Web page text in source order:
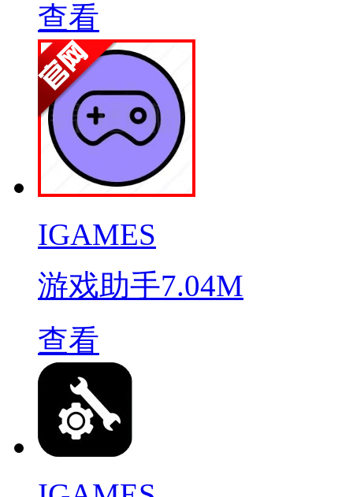
查看
IGAMES
游戏助手7.04M
查看